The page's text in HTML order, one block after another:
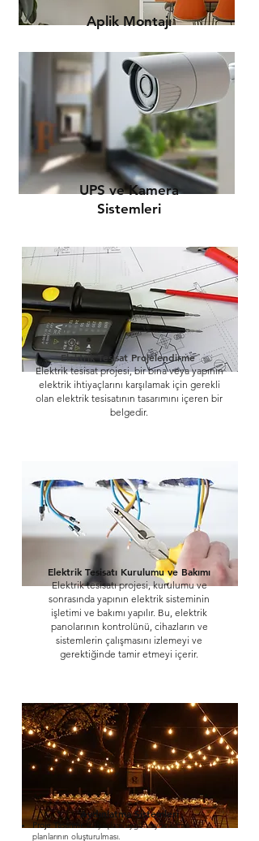
Aplik Montajı
UPS ve Kamera
Sistemleri
Elektrik Tesisat Projelendirme
Elektrik tesisat projesi, bir bina veya yapının
elektrik ihtiyaçlarını karşılamak için gerekli
olan elektrik tesisatının tasarımını içeren bir
belgedir.
Elektrik Tesisatı Kurulumu ve Bakımı
Elektrik tesisatı projesi, kurulumu ve
sonrasında yapının elektrik sisteminin
işletimi ve bakımı yapılır. Bu, elektrik
panolarının kontrolünü, cihazların ve
sistemlerin çalışmasını izlemeyi ve
gerektiğinde tamir etmeyi içerir.
Aydınlatma Sistemleri
Proje Tasarımı:İhtiyaçlara uygun aydınlatma
planlarının oluşturulması.